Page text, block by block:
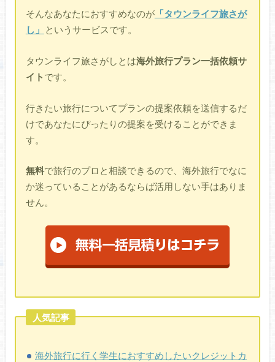
そんなあなたにおすすめなのが「タウンライフ旅さが
し」
というサービスです。
タウンライフ旅さがしとは海外旅行プラン一括依頼サ
イト です。
行きたい旅行についてプランの提案依頼を送信するだ
けであなたにぴったりの提案を受けることができま
す。
無料で旅行のプロと相談できるので、海外旅行でなに
か迷っていることがあるならば活用しない手はありま
せん。
人気記事
海外旅行に行く学生におすすめしたいクレジットカ